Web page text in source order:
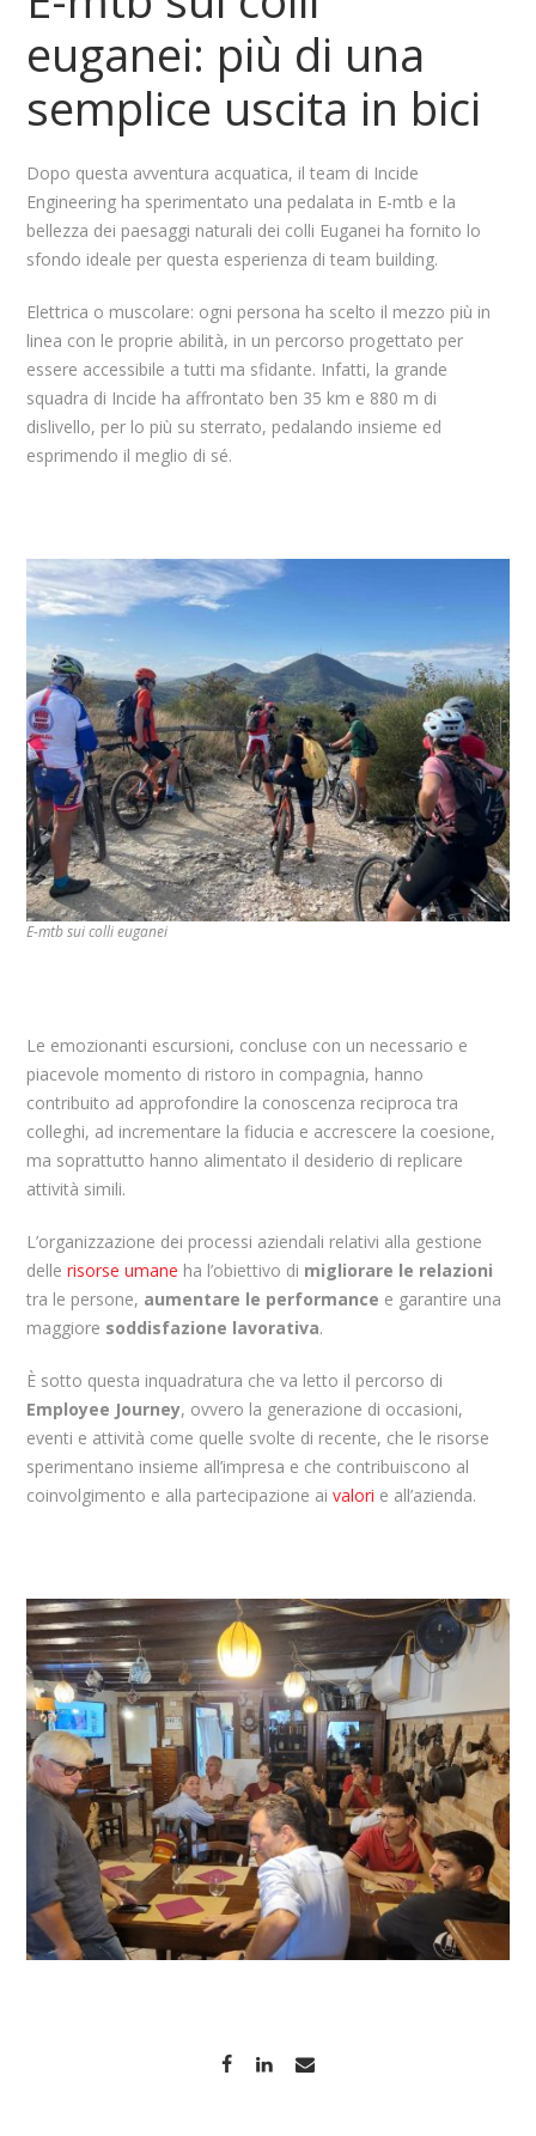
euganei: più di una
semplice uscita in bici
Dopo questa avventura acquatica, il team di Incide
Engineering ha sperimentato una pedalata in E-mtb e la
bellezza dei paesaggi naturali dei colli Euganei ha fornito lo
sfondo ideale per questa esperienza di team building.
Elettrica o muscolare: ogni persona ha scelto il mezzo più in
linea con le proprie abilità, in un percorso progettato per
essere accessibile a tutti ma sfidante. Infatti, la grande
squadra di Incide ha affrontato ben 35 km e 880 m di
dislivello, per lo più su sterrato, pedalando insieme ed
esprimendo il meglio di sé.
E-mtb sui colli euganei
Le emozionanti escursioni, concluse con un necessario e
piacevole momento di ristoro in compagnia, hanno
contribuito ad approfondire la conoscenza reciproca tra
colleghi, ad incrementare la fiducia e accrescere la coesione,
ma soprattutto hanno alimentato il desiderio di replicare
attività simili.
L’organizzazione dei processi aziendali relativi alla gestione
dellerisorse umane ha l’obiettivo di migliorare le relazioni
tra le persone, aumentare le performance e garantire una
maggiore soddisfazione lavorativa.
È sotto questa inquadratura che va letto il percorso di
Employee Journey, ovvero la generazione di occasioni,
eventi e attività come quelle svolte di recente, che le risorse
sperimentano insieme all’impresa e che contribuiscono al
coinvolgimento e alla partecipazione aivalori e all’azienda.